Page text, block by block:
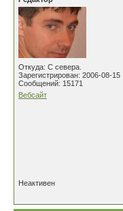
Откуда: С севера.
Зарегистрирован: 2006-08-15
Сообщений: 15171
Вебсайт
Неактивен